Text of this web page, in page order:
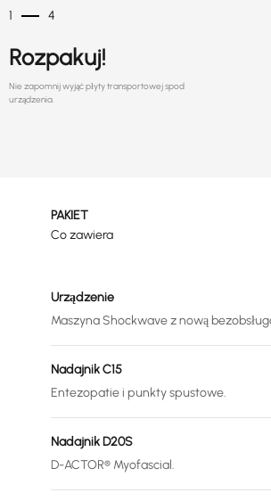
1 4
Rozpakuj!
Nie zapomnij wyjąć płyty transportowej spod
urządzenia.
PAKIET
Co zawiera
Urządzenie
Maszyna Shockwave z nową
Nadajnik C15
Entezopatie i punkty spustowe.
Nadajnik D20S
D-ACTOR® Myofascial.